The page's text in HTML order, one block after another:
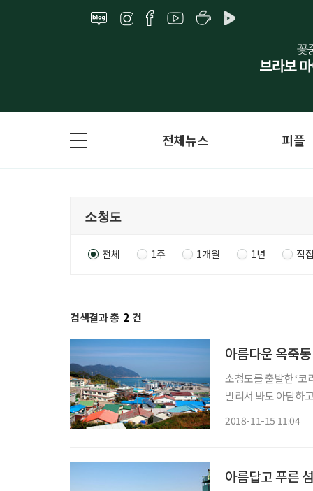
전체뉴스 피플
전체 1주 1개월 1년 직
검색결과 총 2 건
아름다운 옥죽
소청도를 출발한 ‘코
멀리서 봐도 아담하
2018-11-15 11:04
아름답고 푸른